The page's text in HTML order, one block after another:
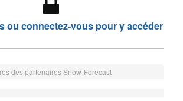
ou connectez-vous pour y accéder
des partenaires Snow-Forecast